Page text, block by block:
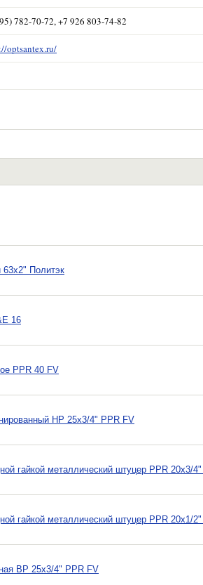
782-70-72, +7 926 803-74-82
optsantex.ru/
Политэк
16
PPR 40 FV
НР 25х3/4" PPR FV
гайкой металлический штуцер PPR 20х3/
гайкой металлический штуцер PPR 20х1/
ВР 25х3/4" PPR FV